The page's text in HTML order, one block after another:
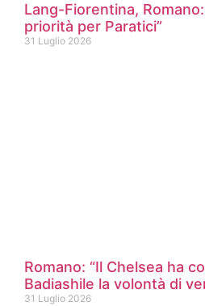
Lang-Fiorentina,
priorità per Paratici”
31 Luglio 2026
Romano: “Il Chelsea ha
Badiashile la volontà di
31 Luglio 2026